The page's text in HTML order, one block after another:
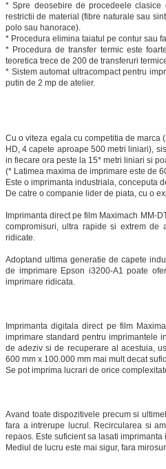
* Spre deosebire de procedeele
restrictii de material (fibre naturale sau
polo sau hanorace).
* Procedura elimina taiatul pe contur sau
* Procedura de transfer termic este
teoretica trece de 200 de transferuri
* Sistem automat ultracompact pentru
putin de 2 mp de atelier.
Cu o viteza egala cu competitia de marca
HD, 4 capete aproape 500 metri liniari),
in fiecare ora peste la 15* metri liniari si
(* Latimea maxima de imprimare este de
Este o imprimanta industriala, conceputa
De catre o companie lider de piata, cu o
Imprimanta direct pe film Maximach MM-
compromisuri, ultra rapide si extrem de
ridicate.
Adoptand ultima generatie de capete
de imprimare Epson i3200-A1 poate
imprimare ridicata.
Imprimanta digitala direct pe film
imprimare standard pentru imprimantele
de adeziv si de recuperare al acestuia,
600 mm x 100.000 mm mai mult decat
Se pot imprima lucrari de orice
Avand toate dispozitivele precum si
fara a intrerupe lucrul. Recircularea si
repaos. Este suficient sa lasati
Mediul de lucru este mai sigur, fara